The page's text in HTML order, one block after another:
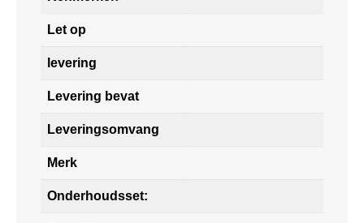
Let op
levering
Levering bevat
Leveringsomvang
Merk
Onderhoudsset: